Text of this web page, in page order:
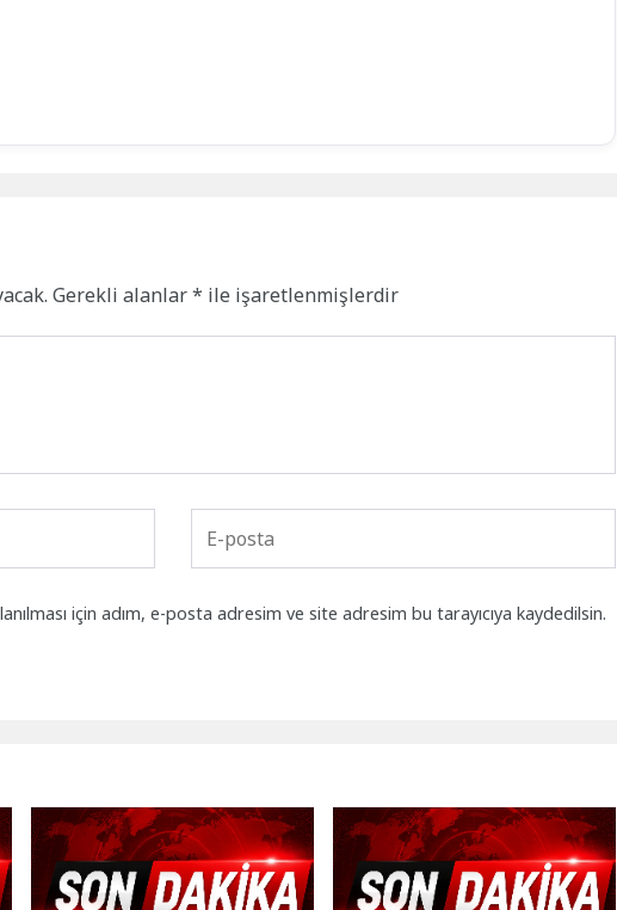
Gerekli alanlar* ile işaretlenmişlerdir
için adım, e-posta adresim ve site adresim bu tarayıcıya kaydedilsin.